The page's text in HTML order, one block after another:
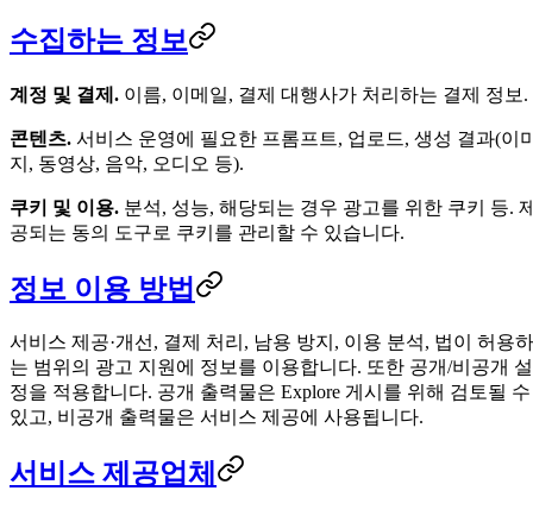
수집하는 정보
계정 및 결제. 이름, 이메일, 결제 대행사가 처리하는 결제 정보.
콘텐츠. 서비스 운영에 필요한 프롬프트, 업로드, 생성 결과(이
지, 동영상, 음악, 오디오 등).
쿠키 및 이용. 분석, 성능, 해당되는 경우 광고를 위한 쿠키 등.
공되는 동의 도구로 쿠키를 관리할 수 있습니다.
정보 이용 방법
서비스 제공·개선, 결제 처리, 남용 방지, 이용 분석, 법이 허용하
는 범위의 광고 지원에 정보를 이용합니다. 또한 공개/비공개 설
정을 적용합니다. 공개 출력물은 Explore 게시를 위해 검토될 수
있고, 비공개 출력물은 서비스 제공에 사용됩니다.
서비스 제공업체